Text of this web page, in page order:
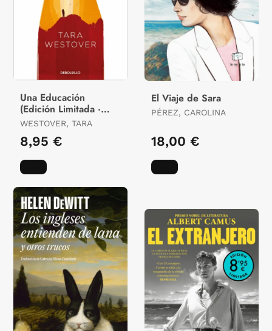
Una Educación
(Edición Limitada ·
Verano)
WESTOVER, TARA
8,95 €
El Viaje de Sara
PÉREZ, CAROLINA
18,00 €